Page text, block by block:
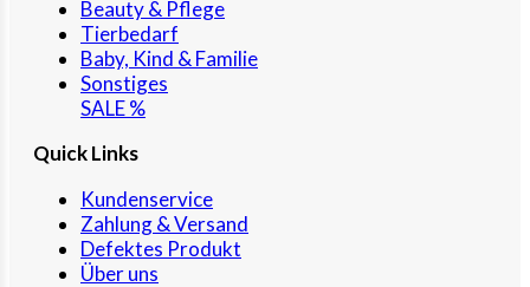
Beauty & Pflege
Tierbedarf
Baby, Kind & Familie
Sonstiges
SALE %
Quick Links
Kundenservice
Zahlung & Versand
Defektes Produkt
Über uns